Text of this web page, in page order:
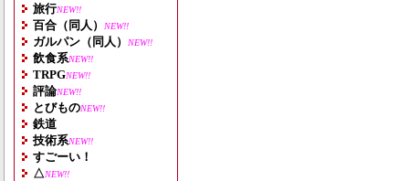
旅行NEW!!
百合（同人） NEW!!
ガルパン（同人） NEW!!
飲食系NEW!!
TRPGNEW!!
評論NEW!!
とびものNEW!!
鉄道
技術系NEW!!
すごーい！
△NEW!!